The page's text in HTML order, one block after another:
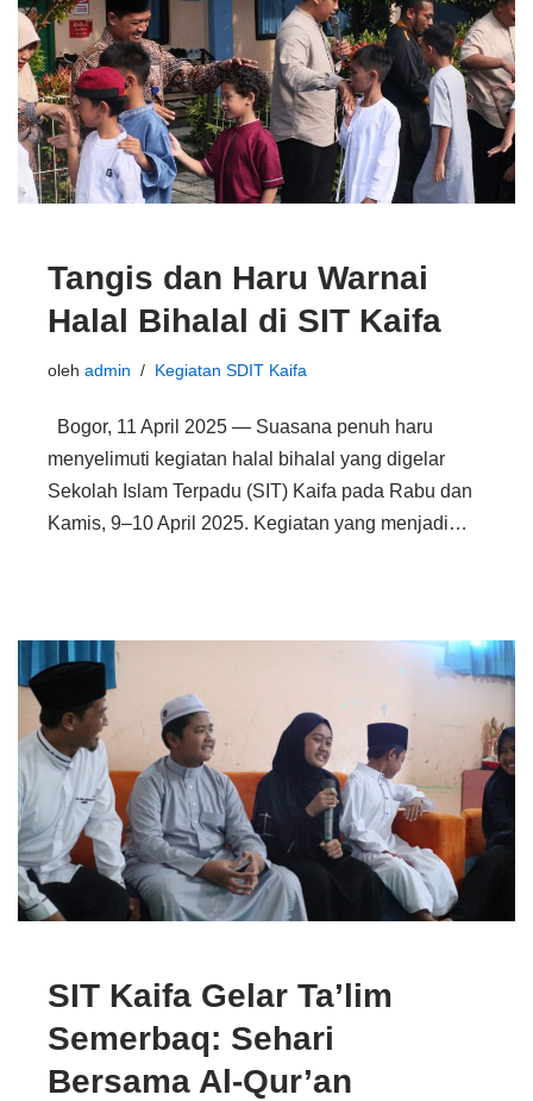
Tangis dan Haru Warnai
Halal Bihalal di SIT Kaifa
oleh admin Kegiatan SDIT Kaifa
Bogor, 11 April 2025 — Suasana penuh haru
menyelimuti kegiatan halal bihalal yang digelar
Sekolah Islam Terpadu (SIT) Kaifa pada Rabu dan
Kamis, 9–10 April 2025. Kegiatan yang menjadi…
SIT Kaifa Gelar Ta’lim
Semerbaq: Sehari
Bersama Al-Qur’an